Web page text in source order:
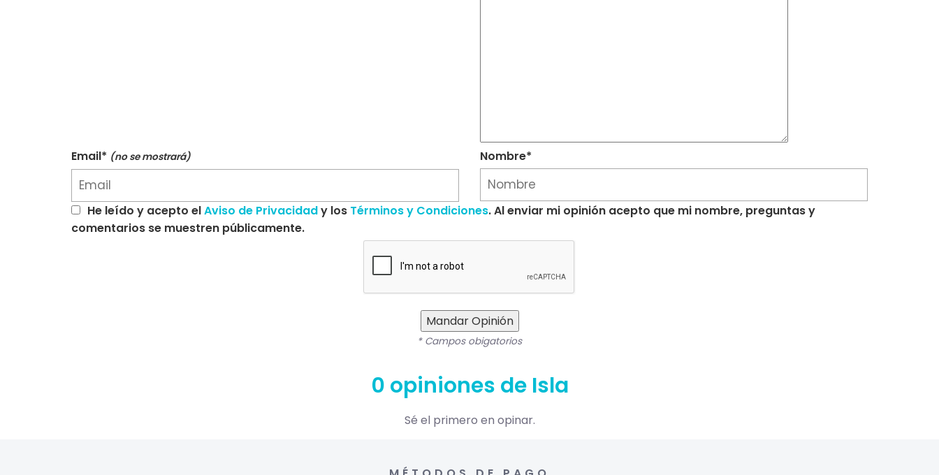
Email* (no se mostrará) Nombre*
He leído y acepto elAviso de Privacidady los Términos y Condiciones. Al enviar mi opinión acepto que mi nombre, preguntas y
comentarios se muestren públicamente.
Mandar Opinión
* Campos obigatorios
0 opiniones de Isla
Sé el primero en opinar.